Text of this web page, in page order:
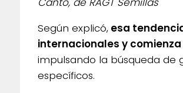
Según explicó, esa
internacionales y
impulsando la búsqueda de
específicos.